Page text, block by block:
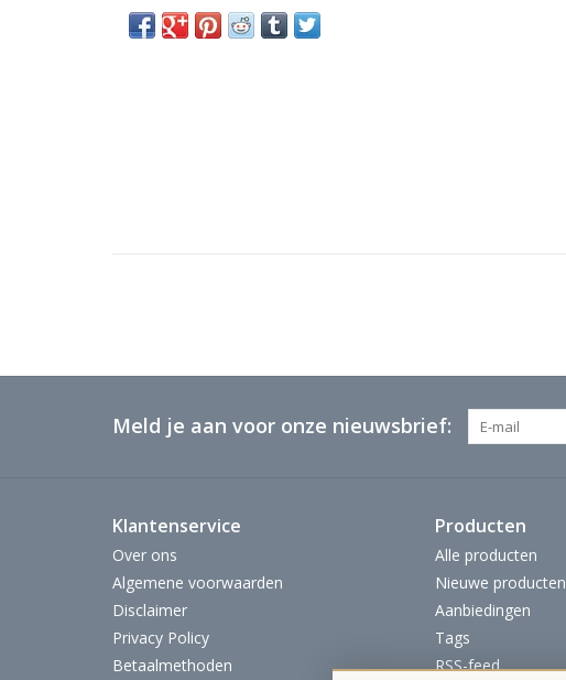
Meld je aan voor onze nieuwsbrief:
Klantenservice
Over ons
Algemene voorwaarden
Disclaimer
Privacy Policy
Betaalmethoden
Producten
Alle producten
Nieuwe producten
Aanbiedingen
Tags
RSS-feed